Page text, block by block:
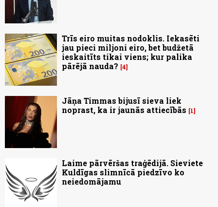
Trīs eiro muitas nodoklis. Iekasēti
jau pieci miljoni eiro, bet budžetā
ieskaitīts tikai viens; kur palika
pārējā nauda? 4
Jāņa Timmas bijusī sieva liek
noprast, ka ir jaunās attiecībās
1
Laime pārvēršas traģēdijā. Sieviete
Kuldīgas slimnīcā piedzīvo ko
neiedomājamu